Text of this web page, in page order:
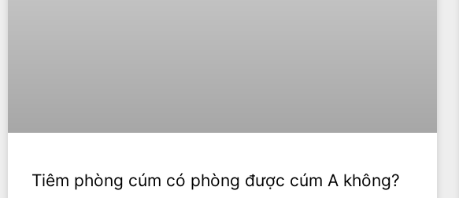
Tiêm phòng cúm có phòng được cúm A không?